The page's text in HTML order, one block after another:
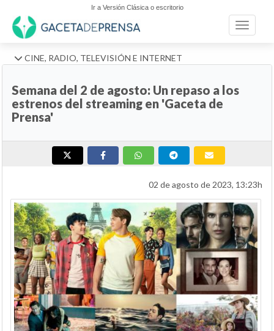
Ir a Versión Clásica o escritorio
Toggle
CINE, RADIO, TELEVISIÓN E INTERNET
Semana del 2 de agosto: Un repaso a los
estrenos del streaming en 'Gaceta de
Prensa'
02 de agosto de 2023, 13:23h